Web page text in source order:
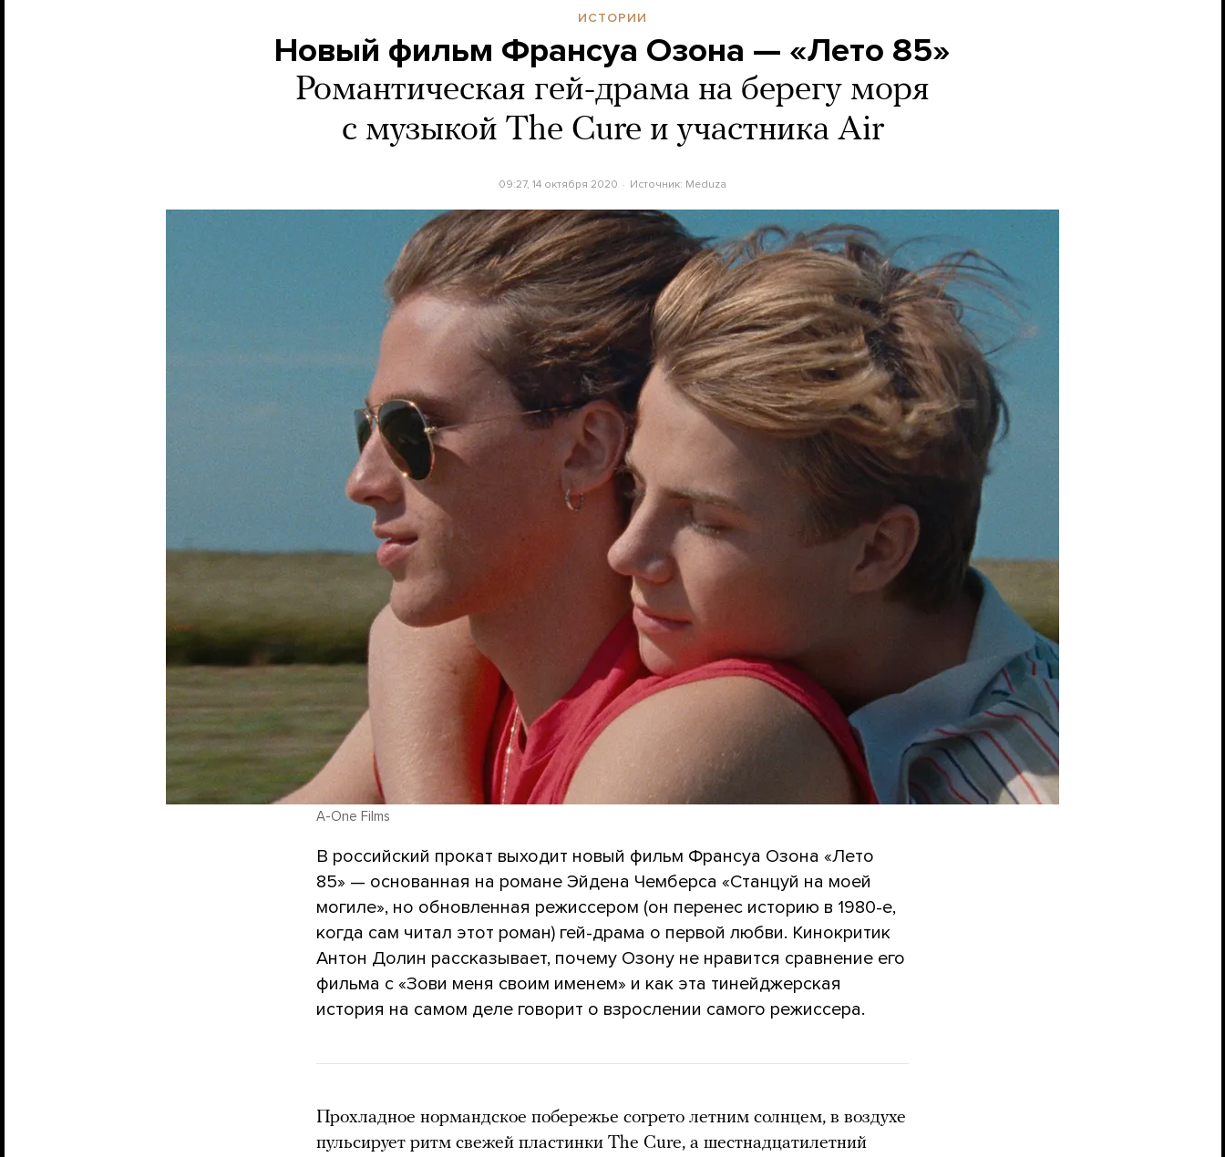
ИСТОРИИ
Новый фильм Франсуа Озона — «Лето 85»
Романтическая гей-драма на берегу моря
с музыкой The Cure и участника Air
09:27, 14 октября 2020 Источник: Meduza
A-One Films
В российский прокат выходит новый фильм Франсуа Озона «Лето
85» — основанная на романе Эйдена Чемберса «Станцуй на моей
могиле», но обновленная режиссером (он перенес историю в 1980-е,
когда сам читал этот роман) гей-драма о первой любви. Кинокритик
Антон Долин рассказывает, почему Озону не нравится сравнение его
фильма с «Зови меня своим именем» и как эта тинейджерская
история на самом деле говорит о взрослении самого режиссера.
Прохладное нормандское побережье согрето летним солнцем, в воздухе
пульсирует ритм свежей пластинки The Cure, а шестнадцатилетний